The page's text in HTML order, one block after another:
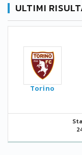
ULTIMI
Torino